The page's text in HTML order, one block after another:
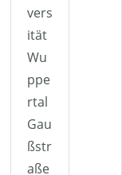
vers
ität
Wu
ppe
rtal
Gau
ßstr
aße